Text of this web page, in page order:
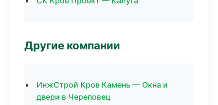
Другие компании
ИнжСтрой Кров Камень — Окна и
двери в Череповец